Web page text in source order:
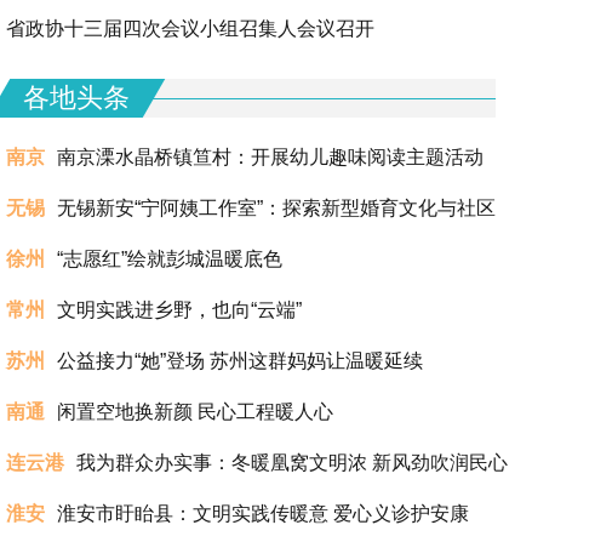
省政协十三届四次会议小组召集人会议召开
各地头条
南京 南京溧水晶桥镇笪村：开展幼儿趣味阅读主题活动
无锡 无锡新安“宁阿姨工作室”：探索新型婚育文化与社区
治理融合的创新实践
徐州 “志愿红”绘就彭城温暖底色
常州 文明实践进乡野，也向“云端”
苏州 公益接力“她”登场 苏州这群妈妈让温暖延续
南通 闲置空地换新颜 民心工程暖人心
连云港 我为群众办实事：冬暖凰窝文明浓 新风劲吹润民心
淮安 淮安市盱眙县：文明实践传暖意 爱心义诊护安康